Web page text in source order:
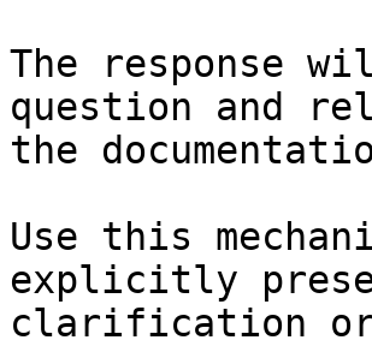
The response
question and
the
Use this
explicitly
clarification or